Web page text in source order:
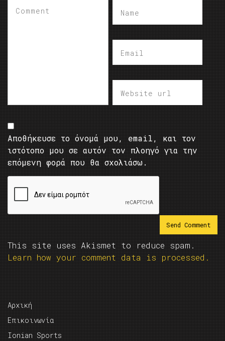
Αποθήκευσε το όνομά μου, email, και τον
ιστότοπο μου σε αυτόν τον πλοηγό για την
επόμενη φορά που θα σχολιάσω.
This site uses Akismet to reduce spam.
Learn how your comment data is processed.
Αρχική
Επικοινωνία
Ionian Sports